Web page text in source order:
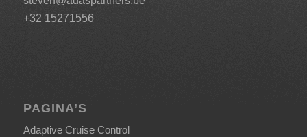
+32 15271556
PAGINA’S
Adaptive Cruise Control